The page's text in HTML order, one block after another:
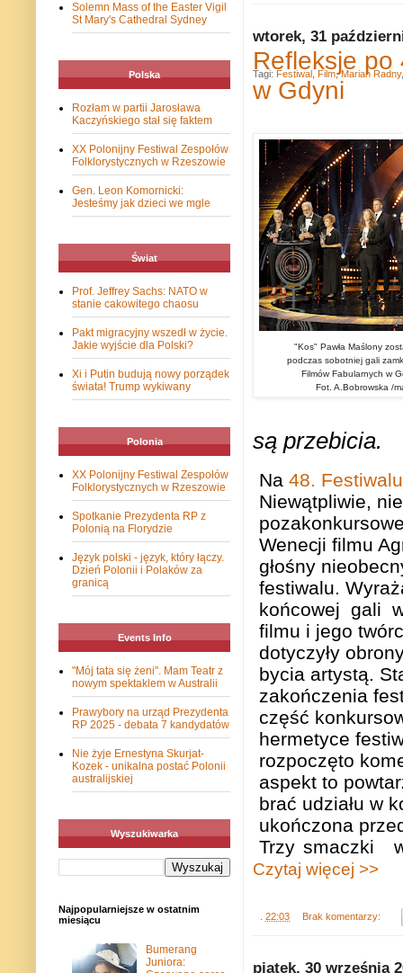
wtorek, 31
Refleksje po
w Gdyni
"Kos" Pawła Maślony
podczas sobotniej gali
Filmów Fabularnych w
Fot. A.Bobrowska /
są przebicia.
Na 48.
Niewątpliwie,
Wenecji filmu
głośny
festiwalu.
końcowej gali
filmu i jego
dotyczyły
bycia artystą.
zakończenia
część
hermetyce
rozpoczęto
aspekt to
brać udziału w
ukończona
Trzy smaczki
Czytaj więcej >>
22:03 Brak komentarzy:
Tagi: Festiwal Film,Marian Radny
piątek, 30 września
Solemn Mass of the Easter Vigil
St Mary's Cathedral Sydney
Polska
Rozłam w partii Jarosława
Kaczyńskiego stał się faktem
XX Polonijny Festiwal Zespołów
Folklorystycznych w Rzeszowie
Gen. Leon Komornicki:
Jesteśmy jak dzieci we mgle
Świat
Prof. Jeffrey Sachs: NATO w
stanie cakowitego chaosu
Pakt migracyjny wszedł w życie.
Jakie wyjście dla Polski?
Xi i Putin budują nowy porządek
świata! Trump wykiwany
Polonia
XX Polonijny Festiwal Zespołów
Folklorystycznych w Rzeszowie
Spotkanie Prezydenta RP z
Polonią na Florydzie
Język polski - język, który łączy.
Dzień Polonii i Polaków za
granicą
Events Info
"Mój tata się żeni". Mam Teatr z
nowym spektaklem w Australii
Prawybory na urząd Prezydenta
RP 2025 - debata 7 kandydatów
Nie żyje Ernestyna Skurjat-
Kozek - unikalna postać Polonii
australijskiej
Wyszukiwarka
Najpopularniejsze w ostatnim
miesiącu
Bumerang
Juniora: